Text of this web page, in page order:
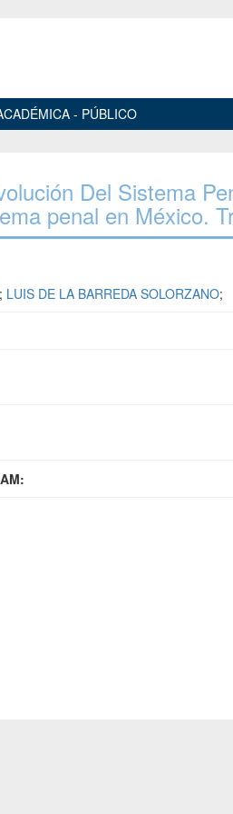
- PÚBLICO
Del Sistema
penal en México.
; LUIS DE LA BARREDA SOLORZANO;